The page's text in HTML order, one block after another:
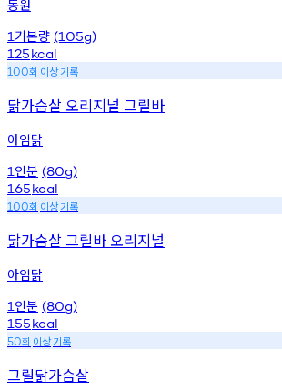
동원
1 기본량 (105g)
125kcal
100회 이상기록
닭가슴살 오리지널 그릴바
아임닭
1 인분 (80g)
165kcal
100회 이상기록
닭가슴살 그릴바 오리지널
아임닭
1 인분 (80g)
155kcal
50회 이상기록
그릴닭가슴살